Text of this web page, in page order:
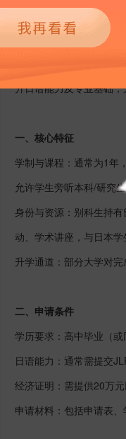
日本别科是日本大学为
升日语能力及专业基础
一、核心特征
学制与课程：通常为1年
允许学生旁听本科/研究
身份与资源：别科生持
动、学术讲座，与日本学
升学通道：部分大学对
二、申请条件
学历要求：高中毕业（
日语能力：通常需提交
经济证明：需提供20万
申请材料：包括申请表